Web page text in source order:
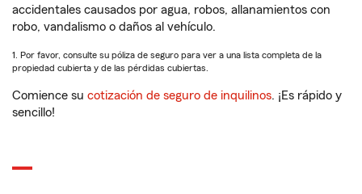
accidentales causados por agua, robos, allanamientos con
robo, vandalismo o daños al vehículo.
1. Por favor, consulte su póliza de seguro para ver a una lista completa de la
propiedad cubierta y de las pérdidas cubiertas.
Comience su cotización de seguro de inquilinos. ¡Es rápido y
sencillo!